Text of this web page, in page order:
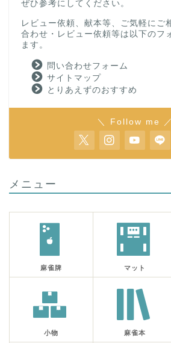
ぜひ参考にしてください。
レビュー依頼、献本等、ご気軽にご
合わせ・レビュー依頼等は以下のフ
ます。
問い合わせフォーム
サイトマップ
とりあえずのおすすめ
＼ Follow me ／
メニュー
麻雀牌 マット
小物 麻雀本